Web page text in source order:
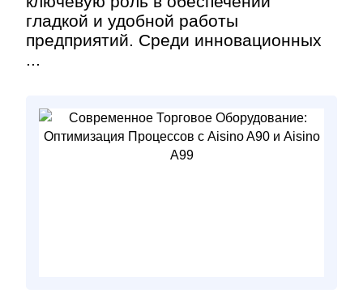
гладкой и удобной работы
предприятий. Среди инновационных
...